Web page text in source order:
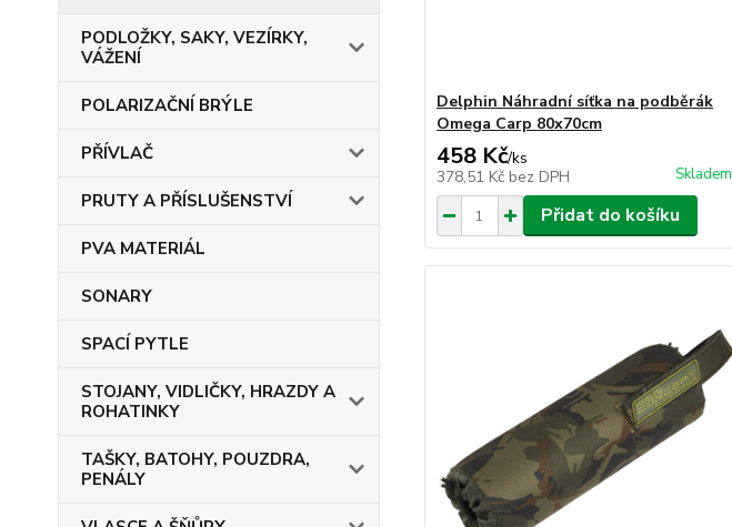
PODLOŽKY, SAKY, VEZÍRKY,
VÁŽENÍ
POLARIZAČNÍ BRÝLE
PŘÍVLAČ
PRUTY A PŘÍSLUŠENSTVÍ
PVA MATERIÁL
SONARY
SPACÍ PYTLE
STOJANY, VIDLIČKY, HRAZDY A
ROHATINKY
TAŠKY, BATOHY, POUZDRA,
PENÁLY
Delphin Náhradní síťka na podběrák
Omega Carp 80x70cm
458 Kč/ks
378,51 Kč bez DPH Skladem
Přidat do košíku